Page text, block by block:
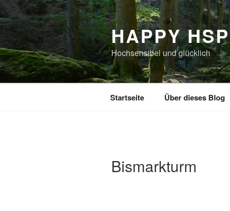
Zum
Inhalt
springen
HAPPY HSP
Hochsensibel und glücklich
Startseite Über dieses Blog
Bismarkturm